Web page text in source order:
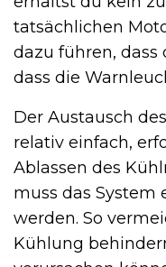
tatsächlichen
dazu führen,
dass die
Der Austausch
relativ einfach,
Ablassen des
muss das
werden. So
Kühlung